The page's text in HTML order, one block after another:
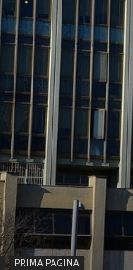
PRIMA PAGINA